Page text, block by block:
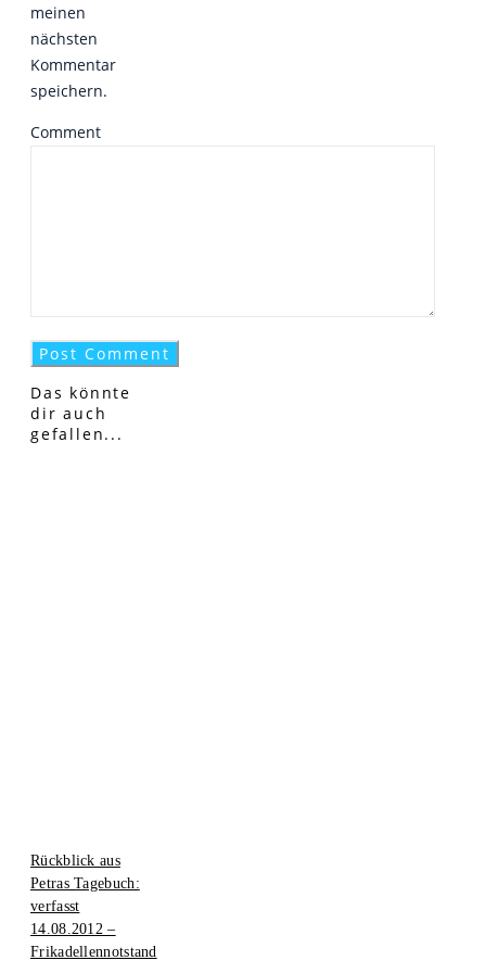
meinen
nächsten
Kommentar
speichern.
Comment
Das könnte
dir auch
gefallen...
Rückblick aus
Petras Tagebuch:
verfasst
14.08.2012 –
Frikadellennotstand